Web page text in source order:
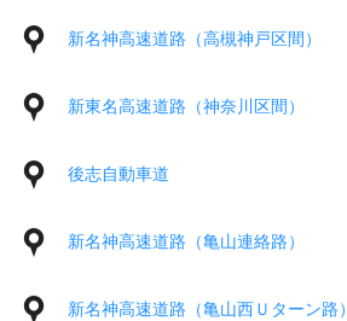
新名神高速道路（高槻神戸区間）
新東名高速道路（神奈川区間）
後志自動車道
新名神高速道路（亀山連絡路）
新名神高速道路（亀山西Ｕターン路）